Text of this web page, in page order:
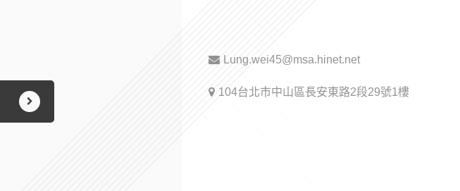
Lung.wei45@msa.hinet.net
104台北市中山區長安東路2段29號1樓